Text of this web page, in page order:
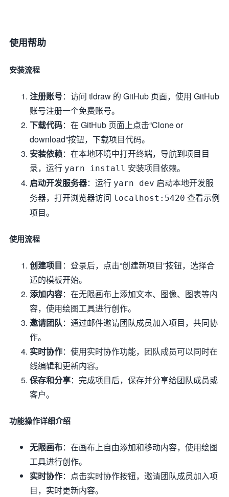
使用帮助
安装流程
注册账号：访问 tldraw 的 GitHub 页面，使用 GitHub
账号注册一个免费账号。
下载代码：在 GitHub 页面上点击“Clone or
download”按钮，下载项目代码。
安装依赖：在本地环境中打开终端，导航到项目目
录，运行 yarn install 安装项目依赖。
启动开发服务器：运行 yarn dev 启动本地开发服
务器，打开浏览器访问 localhost:5420 查看示例
项目。
使用流程
创建项目 ：登录后，点击“创建新项目”按钮，选择合
适的模板开始。
添加内容：在无限画布上添加文本、图像、图表等内
容，使用绘图工具进行创作。
邀请团队：通过邮件邀请团队成员加入项目，共同协
作。
实时协作：使用实时协作功能，团队成员可以同时在
线编辑和更新内容。
保存和分享：完成项目后，保存并分享给团队成员或
客户。
功能操作详细介绍
无限画布：在画布上自由添加和移动内容，使用绘图
工具进行创作。
实时协作：点击实时协作按钮，邀请团队成员加入项
目，实时更新内容。